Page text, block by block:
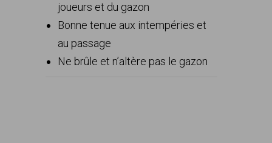
joueurs et du gazon
Bonne tenue aux intempéries et
au passage
Ne brûle et n’altère pas le gazon